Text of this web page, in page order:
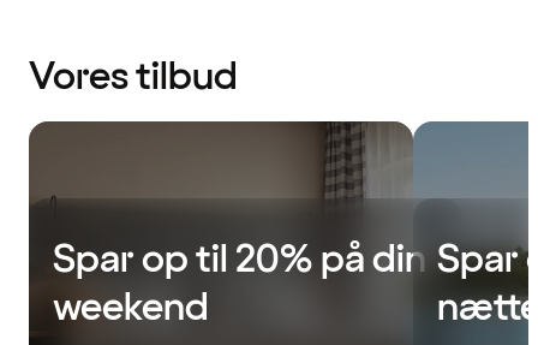
Vores tilbud
Spar op til 20% på din
weekend
Spar